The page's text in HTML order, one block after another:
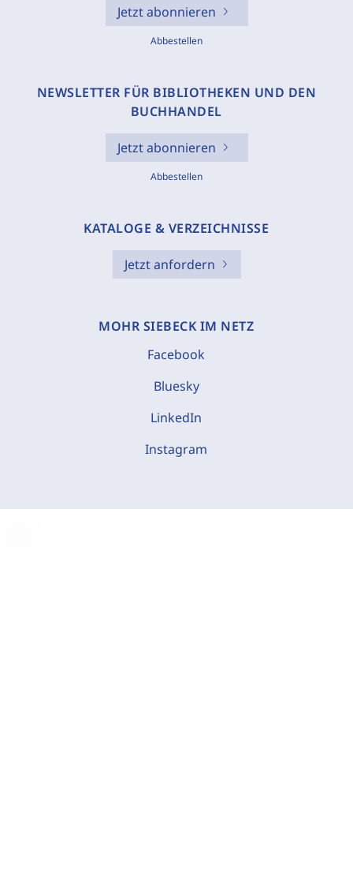
Jetzt abonnieren
Abbestellen
NEWSLETTER FÜR BIBLIOTHEKEN UND DEN
BUCHHANDEL
Jetzt abonnieren
Abbestellen
KATALOGE & VERZEICHNISSE
Jetzt anfordern
MOHR SIEBECK IM NETZ
Facebook
Bluesky
LinkedIn
Instagram